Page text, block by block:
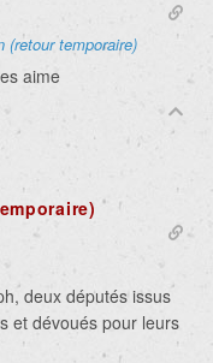
(retour temporaire)
aime
deux députés issus
et dévoués pour leurs